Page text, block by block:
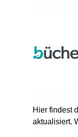
Hier findest
aktualisiert.